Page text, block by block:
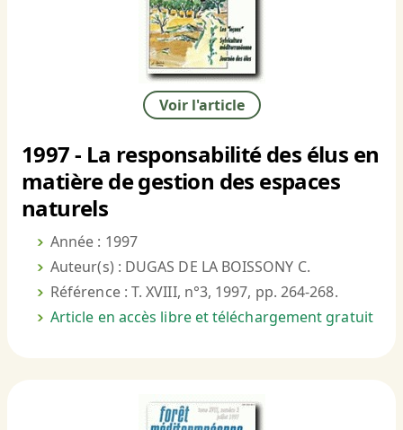
Voir l'article
1997 - La responsabilité des élus en
matière de gestion des espaces
naturels
Année : 1997
Auteur(s) : DUGAS DE LA BOISSONY C.
Référence : T. XVIII, n°3, 1997, pp. 264-268.
Article en accès libre et téléchargement gratuit